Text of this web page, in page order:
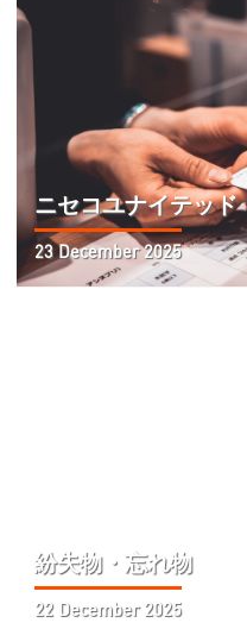
ニセコユナイテッド
23 December 2025
紛失物・忘れ物
22 December 2025